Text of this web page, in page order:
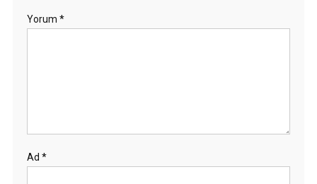
Yorum *
Ad *